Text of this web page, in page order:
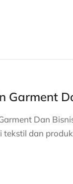
Garment
Dan
tekstil dan